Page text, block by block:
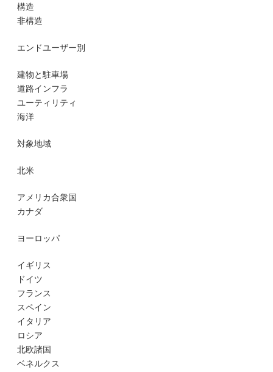
構造
非構造
エンドユーザー別
建物と駐車場
道路インフラ
ユーティリティ
海洋
対象地域
北米
アメリカ合衆国
カナダ
ヨーロッパ
イギリス
ドイツ
フランス
スペイン
イタリア
ロシア
北欧諸国
ベネルクス